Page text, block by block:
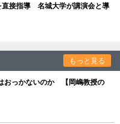
直接指導 名城大学が講演会と導
もっと見る
おっかないのか 【岡嶋教授の